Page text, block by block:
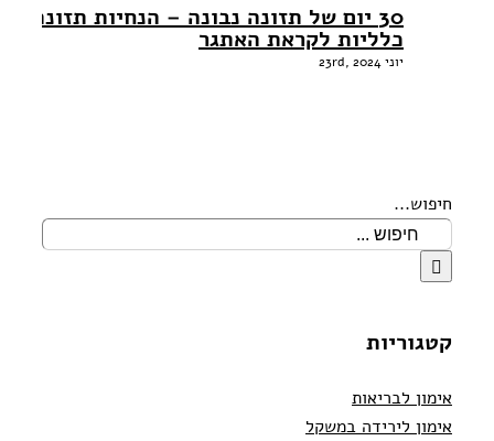
30 יום של תזונה נבונה – הנחיות תזונה
כלליות לקראת האתגר
יוני 23rd, 2024
חיפוש...
קטגוריות
אימון לבריאות
אימון לירידה במשקל